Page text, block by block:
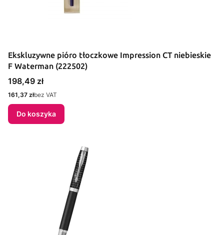
Ekskluzywne pióro tłoczkowe Impression CT niebieskie
F Waterman (222502)
Cena
198,49 zł
Cena
161,37 złbez VAT
Do koszyka